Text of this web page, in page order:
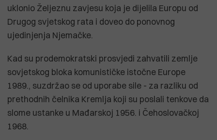
uklonio Željeznu zavjesu koja je dijelila Europu od
Drugog svjetskog rata i doveo do ponovnog
ujedinjenja Njemačke.
Kad su prodemokratski prosvjedi zahvatili zemlje
sovjetskog bloka komunističke istočne Europe
1989., suzdržao se od uporabe sile - za razliku od
prethodnih čelnika Kremlja koji su poslali tenkove da
slome ustanke u Mađarskoj 1956. i Čehoslovačkoj
1968.